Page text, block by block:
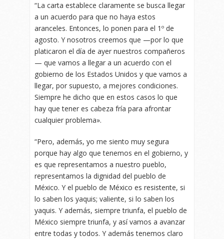
“La carta establece claramente se busca llegar
a un acuerdo para que no haya estos
aranceles. Entonces, lo ponen para el 1º de
agosto. Y nosotros creemos que —por lo que
platicaron el día de ayer nuestros compañeros
— que vamos a llegar a un acuerdo con el
gobierno de los Estados Unidos y que vamos a
llegar, por supuesto, a mejores condiciones.
Siempre he dicho que en estos casos lo que
hay que tener es cabeza fría para afrontar
cualquier problema».
“Pero, además, yo me siento muy segura
porque hay algo que tenemos en el gobierno, y
es que representamos a nuestro pueblo,
representamos la dignidad del pueblo de
México. Y el pueblo de México es resistente, si
lo saben los yaquis; valiente, si lo saben los
yaquis. Y además, siempre triunfa, el pueblo de
México siempre triunfa, y así vamos a avanzar
entre todas y todos. Y además tenemos claro